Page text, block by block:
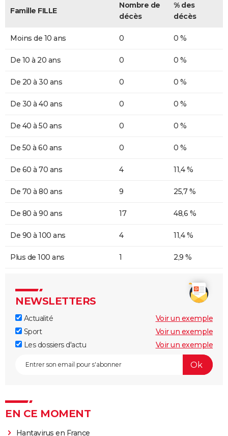
Famille FILLE
Nombre de
décès
% des
décès
Moins de 10 ans 0 0 %
De 10 à 20 ans 0 0 %
De 20 à 30 ans 0 0 %
De 30 à 40 ans 0 0 %
De 40 à 50 ans 0 0 %
De 50 à 60 ans 0 0 %
De 60 à 70 ans 4 11,4 %
De 70 à 80 ans 9 25,7 %
De 80 à 90 ans 17 48,6 %
De 90 à 100 ans 4 11,4 %
Plus de 100 ans 1 2,9 %
NEWSLETTERS
Actualité
Voir un exemple
Sport
Voir un exemple
Les dossiers d'actu
Voir un exemple
EN CE MOMENT
Hantavirus en France